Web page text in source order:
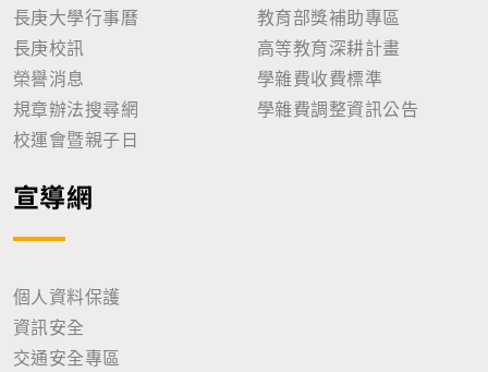
長庚大學行事曆
長庚校訊
榮譽消息
規章辦法搜尋網
校運會暨親子日
教育部獎補助專區
高等教育深耕計畫
學雜費收費標準
學雜費調整資訊公告
宣導網
個人資料保護
資訊安全
交通安全專區